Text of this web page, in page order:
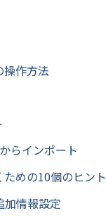
操作方法
らインポート
めの10個のヒント
情報設定